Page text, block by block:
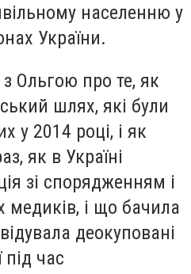
населенню у
України.
Ольгою про те, як
шлях, які були
у 2014 році, і як
як в Україні
зі спорядженням і
і що бачила
деокуповані
під час